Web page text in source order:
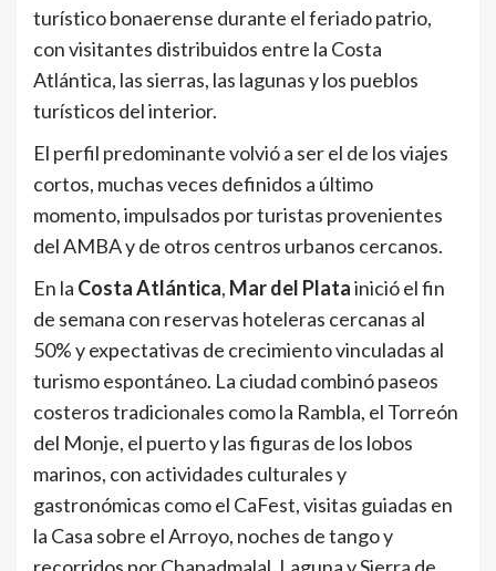
turístico bonaerense durante el feriado patrio,
con visitantes distribuidos entre la Costa
Atlántica, las sierras, las lagunas y los pueblos
turísticos del interior.
El perfil predominante volvió a ser el de los viajes
cortos, muchas veces definidos a último
momento, impulsados por turistas provenientes
del AMBA y de otros centros urbanos cercanos.
En la Costa Atlántica, Mar del Platainició el fin
de semana con reservas hoteleras cercanas al
50% y expectativas de crecimiento vinculadas al
turismo espontáneo. La ciudad combinó paseos
costeros tradicionales como la Rambla, el Torreón
del Monje, el puerto y las figuras de los lobos
marinos, con actividades culturales y
gastronómicas como el CaFest, visitas guiadas en
la Casa sobre el Arroyo, noches de tango y